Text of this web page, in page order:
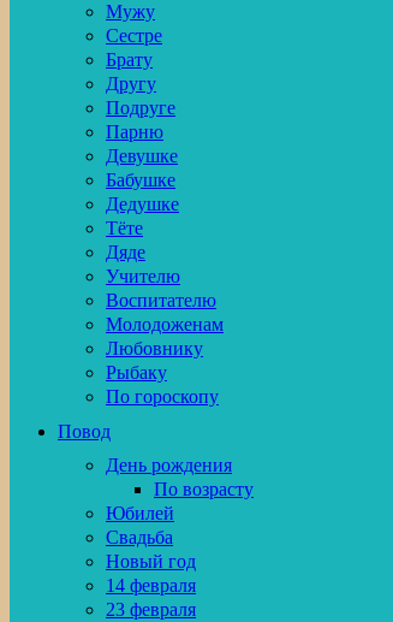
Мужу
Сестре
Брату
Другу
Подруге
Парню
Девушке
Бабушке
Дедушке
Тёте
Дяде
Учителю
Воспитателю
Молодоженам
Любовнику
Рыбаку
По гороскопу
Повод
День рождения
По возрасту
Юбилей
Свадьба
Новый год
14 февраля
23 февраля